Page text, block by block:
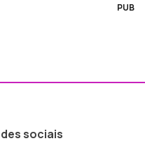
PUB
sociais